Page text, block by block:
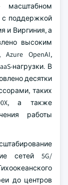
с поддержкой
и Виргиния, а
высоким
OpenAI,
нагрузки. В
десятки
таких
а также
работы
сетей 5G/
до центров